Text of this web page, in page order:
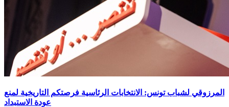
المرزوقي لشباب تونس: الانتخابات الرئاسية فرصتكم التاريخية لمنع
عودة الاستبداد